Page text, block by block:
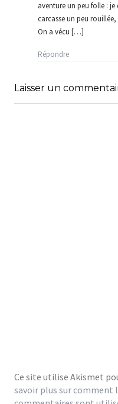
aventure un peu folle :
carcasse un peu
On a vécu […]
Répondre
Laisser un
Ce site utilise Akismet
savoir plus sur comment